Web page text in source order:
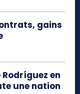
gains
Rodríguez en
une nation